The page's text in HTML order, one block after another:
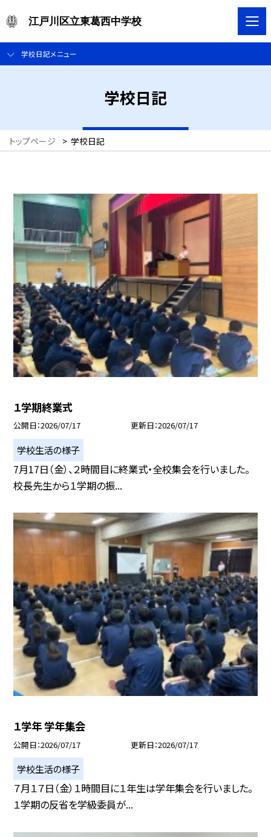
江戸川区立東葛西中学校
学校日記メニュー
学校日記
トップページ > 学校日記
１学期終業式
公開日 2026/07/17 更新日 2026/07/17
学校生活の様子
7月17日（金）、２時間目に終業式・全校集会を行いました。
校長先生から１学期の振...
１学年 学年集会
公開日 2026/07/17 更新日 2026/07/17
学校生活の様子
７月１７日（金）１時間目に１年生は学年集会を行いました。
１学期の反省を学級委員が...